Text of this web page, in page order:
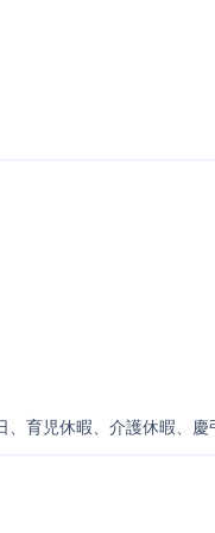
、育児休暇、介護休暇、慶